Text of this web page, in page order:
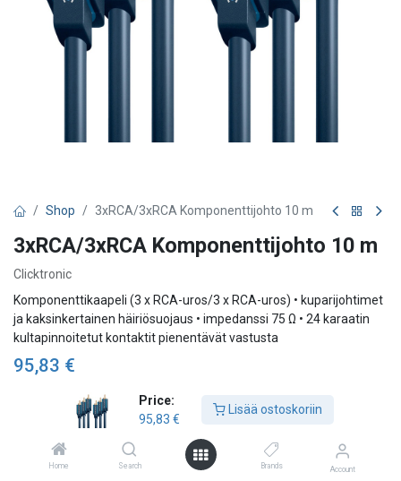
Price:
95,83 €
Lisää ostoskoriin
Home Search Brands Account
Shop 3xRCA/3xRCA Komponenttijohto 10 m
3xRCA/3xRCA Komponenttijohto 10 m
Clicktronic
Komponenttikaapeli (3 x RCA-uros/3 x RCA-uros) • kuparijohtimet
ja kaksinkertainen häiriösuojaus • impedanssi 75 Ω • 24 karaatin
kultapinnoitetut kontaktit pienentävät vastusta
95,83 €
Lisää ostoskoriin
Lisää toivelistalle